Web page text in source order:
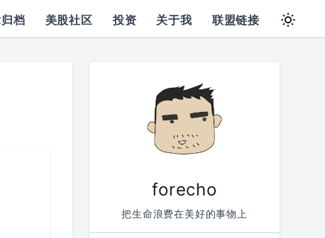
档 美股社区 投资 关于我 联盟链接
forecho
把生命浪费在美好的事物上